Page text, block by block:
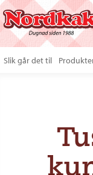
Slik går det til
Vanlige spørsmål